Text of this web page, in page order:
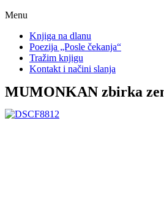
Menu
Knjiga na dlanu
Poezija „Posle čekanja“
Tražim knjigu
Kontakt i načini slanja
MUMONKAN zbirka